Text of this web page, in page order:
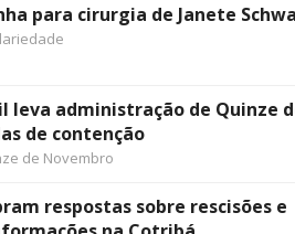
para cirurgia de Janete
leva administração de Quinze
de contenção
de Novembro
respostas sobre rescisões e